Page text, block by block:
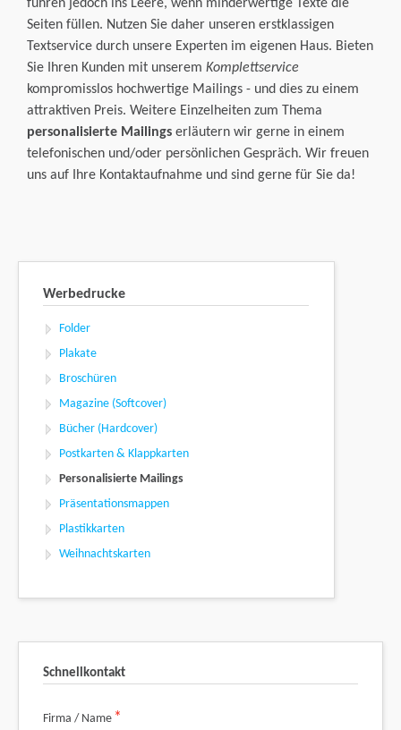
führen jedoch ins Leere, wenn minderwertige Texte die
Seiten füllen. Nutzen Sie daher unseren erstklassigen
Textservice durch unsere Experten im eigenen Haus. Bieten
Sie Ihren Kunden mit unserem Komplettservice
kompromisslos hochwertige Mailings - und dies zu einem
attraktiven Preis. Weitere Einzelheiten zum Thema
personalisierte Mailingserläutern wir gerne in einem
telefonischen und/oder persönlichen Gespräch. Wir freuen
uns auf Ihre Kontaktaufnahme und sind gerne für Sie da!
Werbedrucke
Folder
Plakate
Broschüren
Magazine (Softcover)
Bücher (Hardcover)
Postkarten & Klappkarten
Personalisierte Mailings
Präsentationsmappen
Plastikkarten
Weihnachtskarten
Schnellkontakt
Pflichtfeld
Firma / Name *